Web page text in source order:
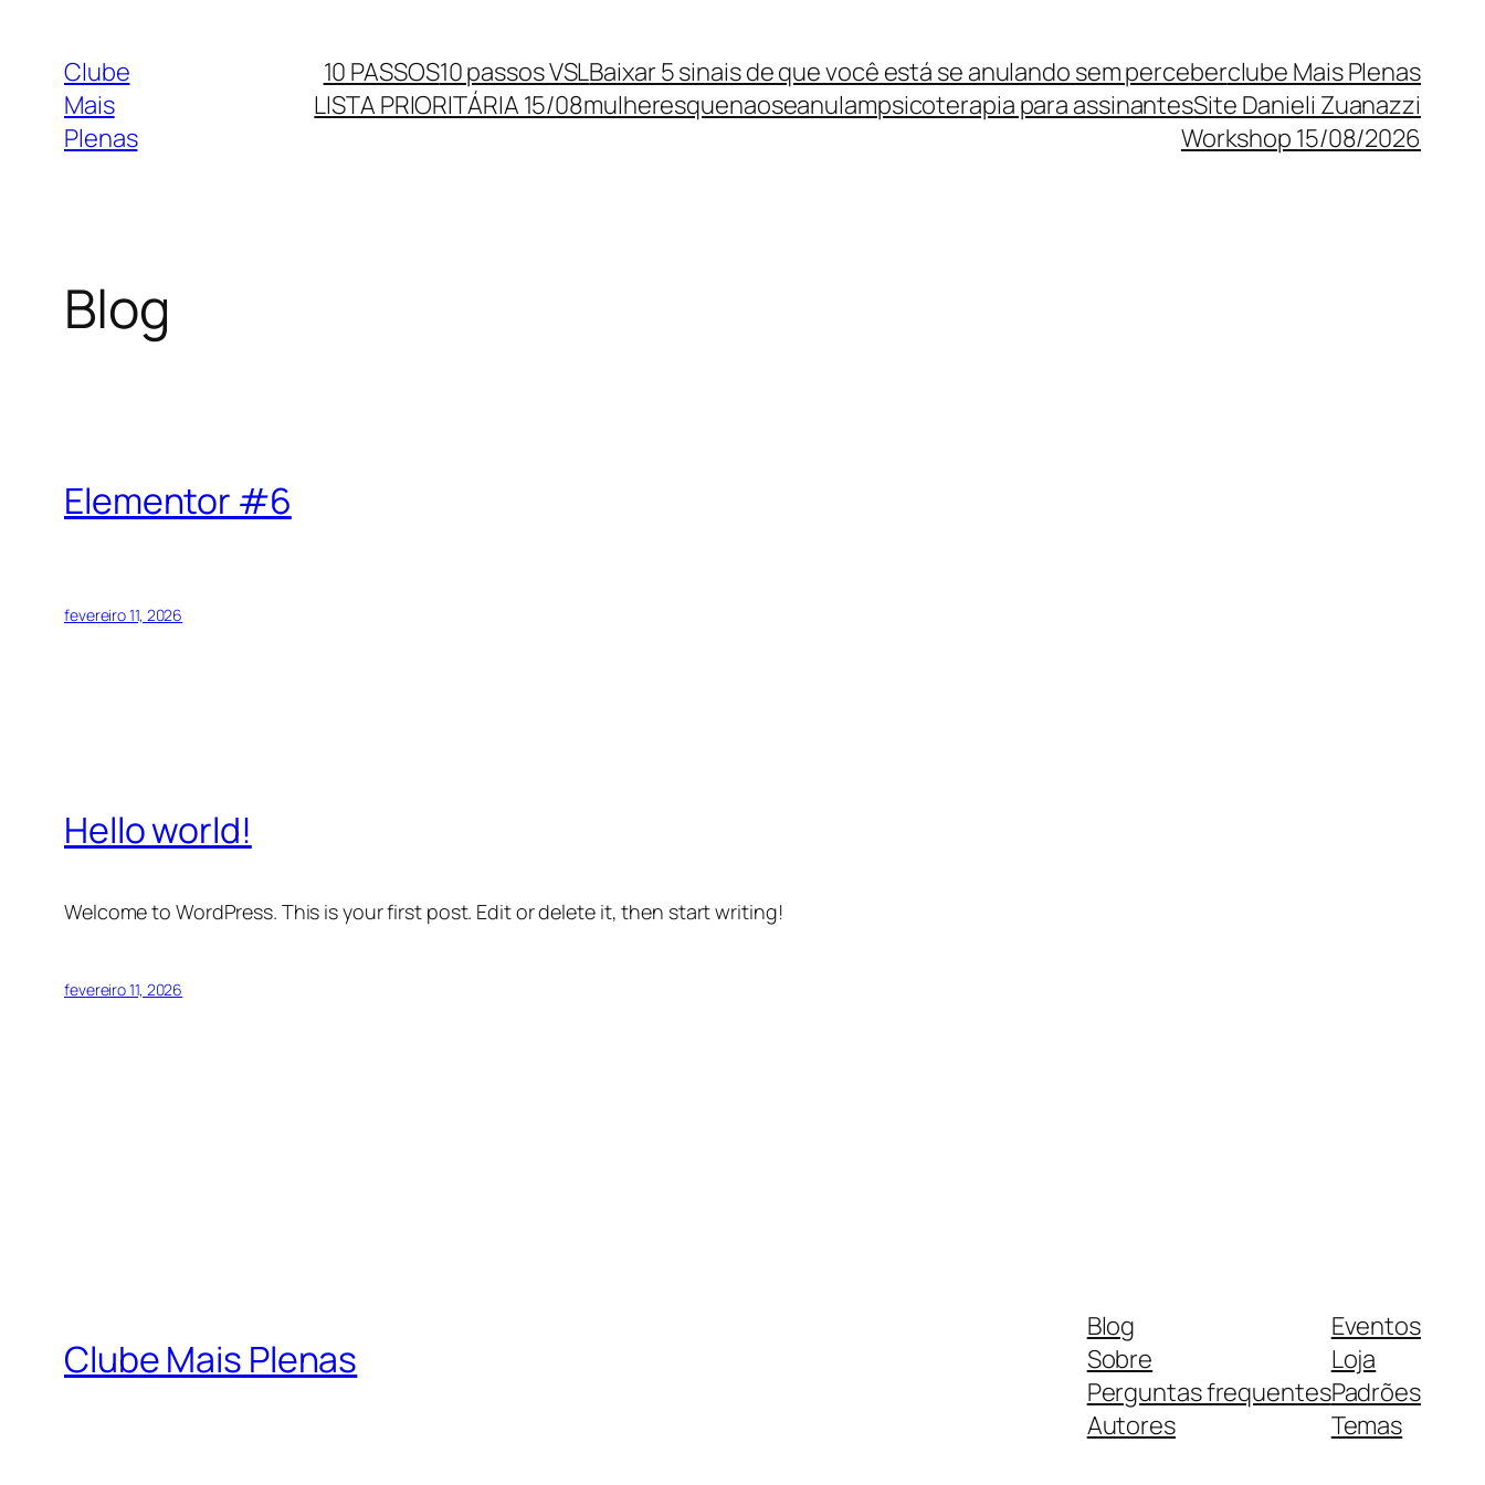
Clube
Mais
Plenas
10 PASSOS10 passos VSLBaixar 5 sinais de que você está se anulando sem perceberclube Mais Plenas
LISTA PRIORITÁRIA 15/08mulheresquenaoseanulampsicoterapia para assinantesSite Danieli Zuanazzi
Workshop 15/08/2026
Blog
Elementor #6
fevereiro 11, 2026
Hello world!
Welcome to WordPress. This is your first post. Edit or delete it, then start writing!
fevereiro 11, 2026
Clube Mais Plenas
Blog
Sobre
Perguntas frequentes
Autores
Eventos
Loja
Padrões
Temas